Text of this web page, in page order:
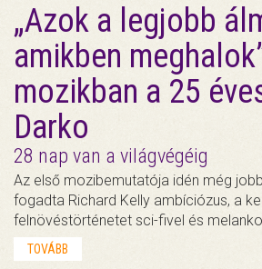
„Azok a legjobb
amikben
mozikban a 25
Darko
28 nap van a világvégéig
Az első mozibemutatója idén még
fogadta Richard Kelly ambíciózus, a
felnövéstörténetet sci-fivel és
TOVÁBB